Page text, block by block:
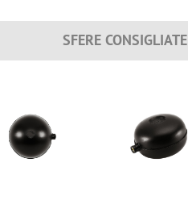
SFERE CONSIGLIATE